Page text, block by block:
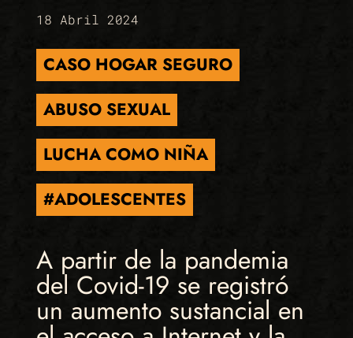
18 Abril 2024
CASO HOGAR SEGURO
ABUSO SEXUAL
LUCHA COMO NIÑA
#ADOLESCENTES
A partir de la pandemia
del Covid-19 se registró
un aumento sustancial en